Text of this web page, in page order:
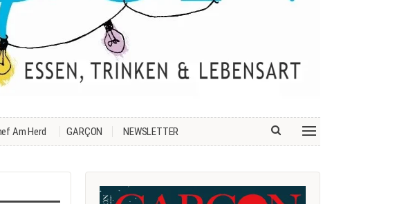
Am Herd GARÇON NEWSLETTER